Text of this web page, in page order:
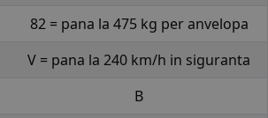
82 = pana la 475 kg per anvelopa
V = pana la 240 km/h in siguranta
B